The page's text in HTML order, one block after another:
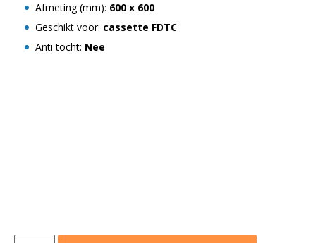
Afmeting (mm): 600 x 600
Geschikt voor: cassette FDTC
Anti tocht: Nee